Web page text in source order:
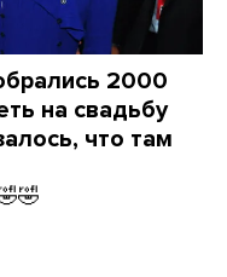
2000
на свадьбу
что там